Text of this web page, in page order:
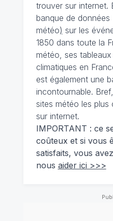
trouver sur internet.
banque de données
météo) sur les
1850 dans toute la
météo, ses
climatiques en
est également une
incontournable.
sites météo les plus
sur internet.
IMPORTANT : ce
coûteux et si vous
satisfaits, vous
nous aider ici >>>